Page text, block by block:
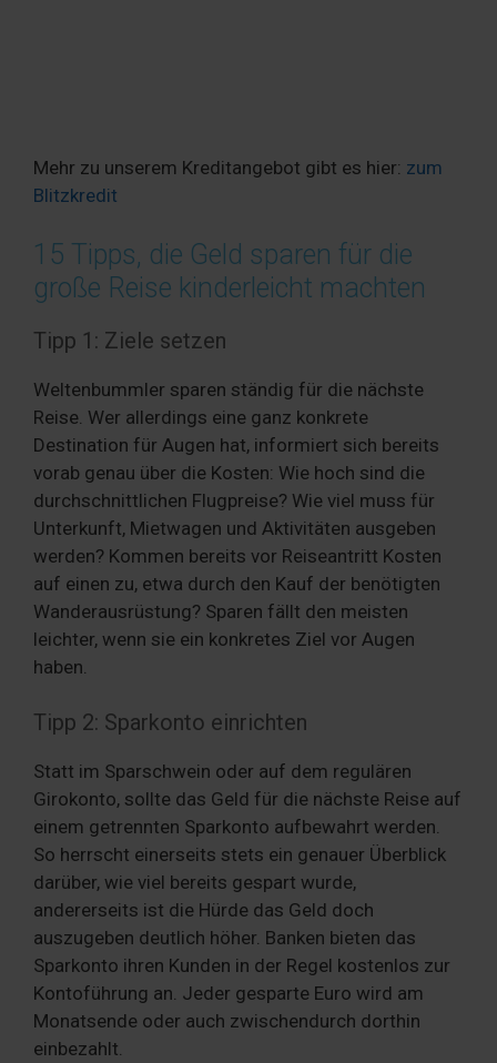
Mehr zu unserem Kreditangebot gibt es hier: zum
Blitzkredit
15 Tipps, die Geld sparen für die
große Reise kinderleicht machten
Tipp 1: Ziele setzen
Weltenbummler sparen ständig für die nächste
Reise. Wer allerdings eine ganz konkrete
Destination für Augen hat, informiert sich bereits
vorab genau über die Kosten: Wie hoch sind die
durchschnittlichen Flugpreise? Wie viel muss für
Unterkunft, Mietwagen und Aktivitäten ausgeben
werden? Kommen bereits vor Reiseantritt Kosten
auf einen zu, etwa durch den Kauf der benötigten
Wanderausrüstung? Sparen fällt den meisten
leichter, wenn sie ein konkretes Ziel vor Augen
haben.
Tipp 2: Sparkonto einrichten
Statt im Sparschwein oder auf dem regulären
Girokonto, sollte das Geld für die nächste Reise auf
einem getrennten Sparkonto aufbewahrt werden.
So herrscht einerseits stets ein genauer Überblick
darüber, wie viel bereits gespart wurde,
andererseits ist die Hürde das Geld doch
auszugeben deutlich höher. Banken bieten das
Sparkonto ihren Kunden in der Regel kostenlos zur
Kontoführung an. Jeder gesparte Euro wird am
Monatsende oder auch zwischendurch dorthin
einbezahlt.